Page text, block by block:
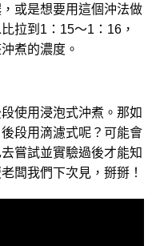
或是想要用這個沖法做
拉到1：15～1：16，
煮的濃度。
使用浸泡式沖煮。那如
段用滴濾式呢？可能會
嘗試並實驗過後才能知
闆我們下次見，掰掰！